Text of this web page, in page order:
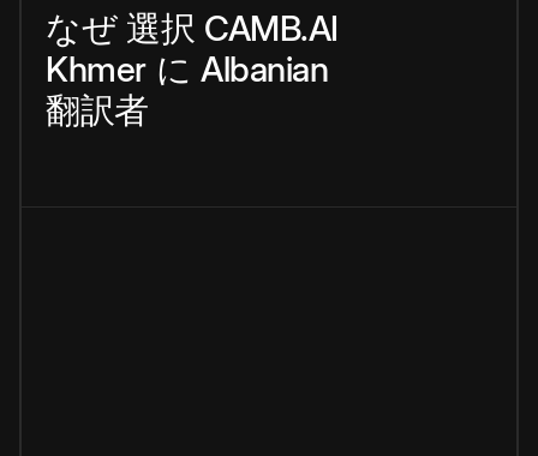
なぜ 選択 CAMB.AI
Khmer に Albanian
翻訳者